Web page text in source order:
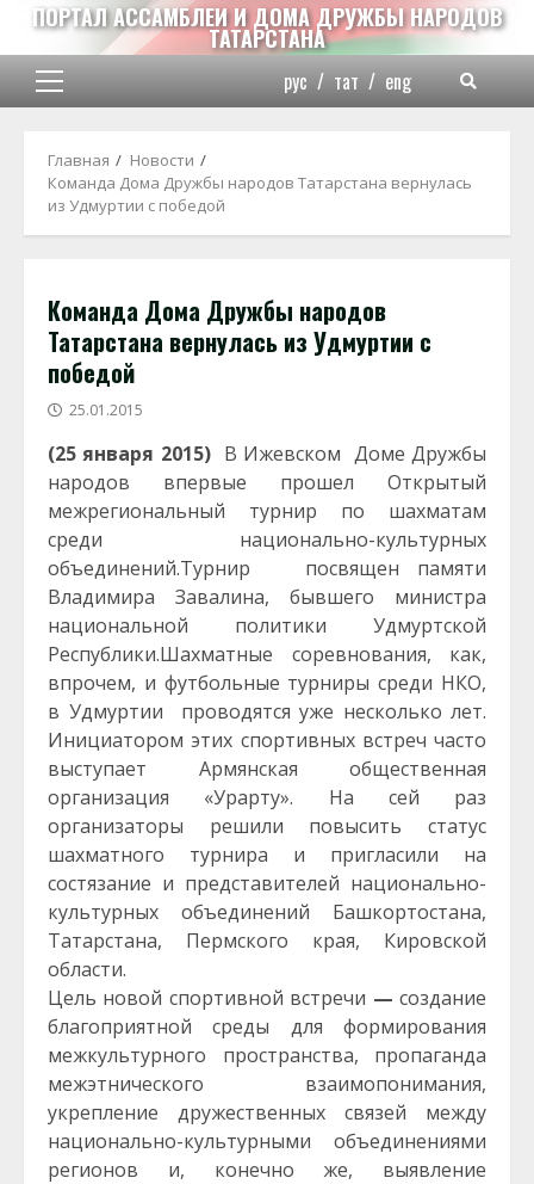
Перейти
содержимому
ПОРТАЛ АССАМБЛЕИ И ДОМА ДРУЖБЫ НАРОДОВ
ТАТАРСТАНА
Основное
рус / тат / eng
Главная
Новости
Команда Дома Дружбы народов Татарстана вернулась
из Удмуртии с победой
Команда Дома Дружбы народов
Татарстана вернулась из Удмуртии с
победой
25.01.2015
(25 января 2015) В Ижевском Доме Дружбы
народов впервые прошел Открытый
межрегиональный турнир по шахматам
среди национально-культурных
объединений.Турнир посвящен памяти
Владимира Завалина, бывшего министра
национальной политики Удмуртской
Республики.Шахматные соревнования, как,
впрочем, и футбольные турниры среди НКО,
в Удмуртии проводятся уже несколько лет.
Инициатором этих спортивных встреч часто
выступает Армянская общественная
организация «Урарту». На сей раз
организаторы решили повысить статус
шахматного турнира и пригласили на
состязание и представителей национально-
культурных объединений Башкортостана,
Татарстана, Пермского края, Кировской
области.
Цель новой спортивной встречи —создание
благоприятной среды для формирования
межкультурного пространства, пропаганда
межэтнического взаимопонимания,
укрепление дружественных связей между
национально-культурными объединениями
регионов и, конечно же, выявление